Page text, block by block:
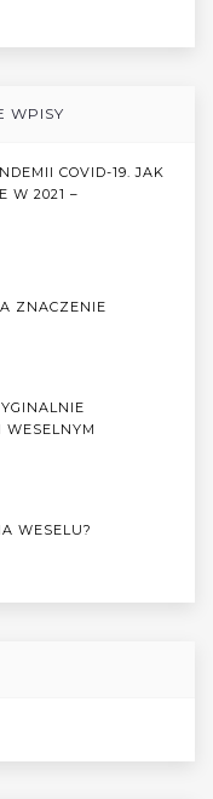
WPISY
COVID-19. JAK
W 2021 –
ZNACZENIE
WESELNYM
WESELU?